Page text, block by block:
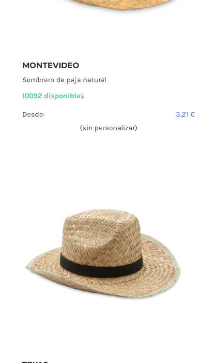
MONTEVIDEO
Sombrero de paja natural
10092 disponibles
Desde: 3,21 €
(sin personalizar)